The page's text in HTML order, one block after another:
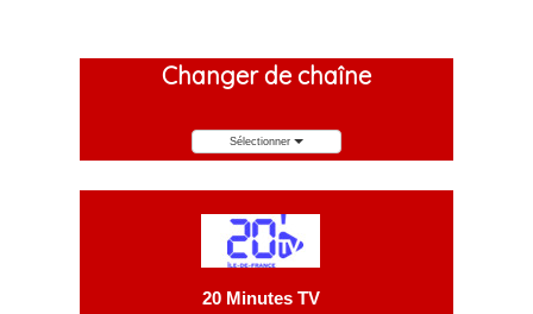
Changer de chaîne
Sélectionner
20 Minutes TV